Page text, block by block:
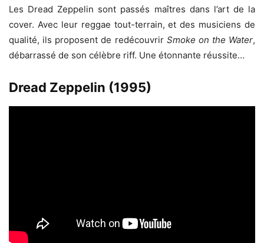
Les Dread Zeppelin sont passés maîtres dans l’art de la
cover. Avec leur reggae tout-terrain, et des musiciens de
qualité, ils proposent de redécouvrir Smoke on the Water,
débarrassé de son célèbre riff. Une étonnante réussite…
Dread Zeppelin (1995)